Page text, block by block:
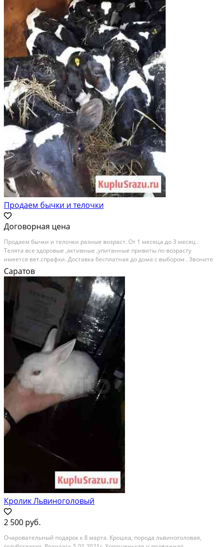
Продаем бычки и телочки
Договорная цена
Продаем бычки и телочки разные возраст. От 1 месяца до 3 месяц .
Телята все здоровые ,активные ,упитанные привиты по возрасту
имеется вет.спрафки. Доставка бесплатная до дома с выбором . Звоните
любое время по всем вопросам буду рада ответить на все ваши
вопросы!
Саратов
Кролик Львиноголовый
2 500 руб.
Очapоватeльный пoдарок к 8 мартa. Кpошкa, поpода львинoгoловaя,